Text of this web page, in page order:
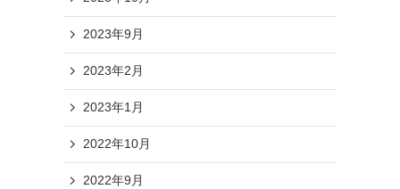
2023年9月
2023年2月
2023年1月
2022年10月
2022年9月